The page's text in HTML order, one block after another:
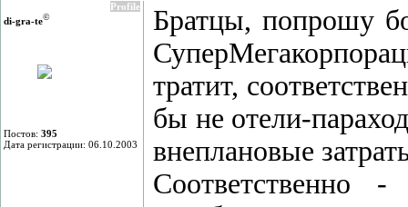
Profile
di-gra-te©
Постов: 395
Дата регистрации: 06.10.2003
Братцы, попрошу
тратит,
бы не отели-
внеплановые
Соответственно